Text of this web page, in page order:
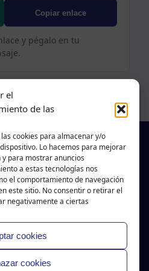
el
de las
cookies para almacenar y/o
Lo hacemos para mejorar
para mostrar anuncios
a estas tecnologías nos
el comportamiento de navegación
este sitio. No consentir o retirar el
negativamente a ciertas
cookies
cookies
Copiar enlace
y pégalo en tu
de noticias
portales de trabajo y
empresas o
de la veracidad
de trabajo publicada. Los
de dicha oferta.